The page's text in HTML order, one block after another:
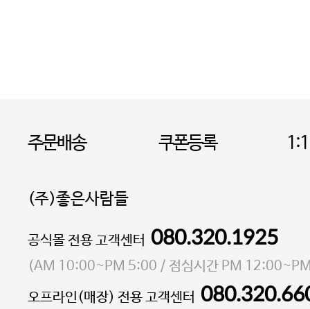
주문배송 쿠폰등록
(주)좋은사람들
대표 이성현,박영환| 개인정보관리책임자 김상현
소재지 서울특별시 마포구 마포대로4다길 41 마포
통신판매업 신고번호 2023-서울마포-3931호
공식몰 전용 고객센터 080.320.1925
(AM 10:00~PM 5:00 / 점심시간 PM
오프라인(매장) 전용 고객센터